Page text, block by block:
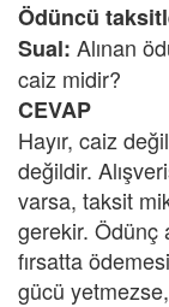
Ödüncü
Sual: Alınan
caiz midir?
CEVAP
Hayır, caiz
değildir.
varsa, taksit
gerekir. Ödünç
fırsatta
gücü